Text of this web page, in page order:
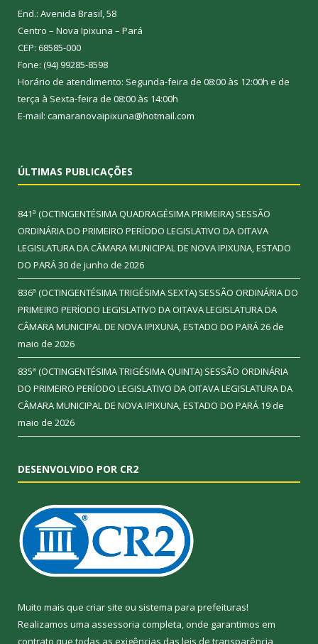
End.: Avenida Brasil, 58
Centro – Nova Ipixuna – Pará
CEP: 68585-000
Fone: (94) 99285-8598
Horário de atendimento: Segunda-feira de 08:00 às 12:00h e de
terça à Sexta-feira de 08:00 às 14:00h
E-mail: camaranovaipixuna@hotmail.com
ÚLTIMAS PUBLICAÇÕES
841ª (OCTINGENTÉSIMA QUADRAGÉSIMA PRIMEIRA) SESSÃO
ORDINÁRIA DO PRIMEIRO PERÍODO LEGISLATIVO DA OITAVA
LEGISLATURA DA CÂMARA MUNICIPAL DE NOVA IPIXUNA, ESTADO
DO PARÁ30 de junho de 2026
836ª (OCTINGENTÉSIMA TRIGÉSIMA SEXTA) SESSÃO ORDINÁRIA DO
PRIMEIRO PERÍODO LEGISLATIVO DA OITAVA LEGISLATURA DA
CÂMARA MUNICIPAL DE NOVA IPIXUNA, ESTADO DO PARÁ26 de
maio de 2026
835ª (OCTINGENTÉSIMA TRIGÉSIMA QUINTA) SESSÃO ORDINÁRIA
DO PRIMEIRO PERÍODO LEGISLATIVO DA OITAVA LEGISLATURA DA
CÂMARA MUNICIPAL DE NOVA IPIXUNA, ESTADO DO PARÁ 19 de
maio de 2026
DESENVOLVIDO POR CR2
Muito mais que criar site ou sistema para prefeituras!
Realizamos uma assessoria completa, onde garantimos em
contrato que todas as exigências das leis de transparência